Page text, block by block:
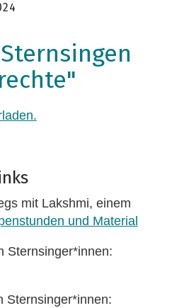
mit Lakshmi, einem
und Material
Sternsinger*innen:
Sternsinger*innen: